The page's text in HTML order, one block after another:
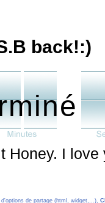
back!:)
Honey. I love
d'options de partage (html, widget,...),